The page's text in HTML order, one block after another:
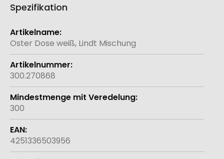
Spezifikation
Weitere
Informationen
Oster Dose weiß, Lindt Mischung
300.270868
300
4251336503956